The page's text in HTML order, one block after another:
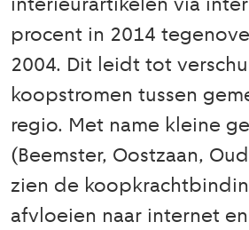
interieurartikelen via
procent in 2014
2004. Dit leidt tot
koopstromen tussen
regio. Met name kleine
(Beemster, Oostzaan,
zien de
afvloeien naar internet